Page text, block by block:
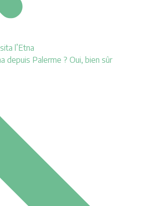
l’Etna
depuis Palerme ? Oui, bien sûr